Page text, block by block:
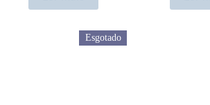
Esgotado